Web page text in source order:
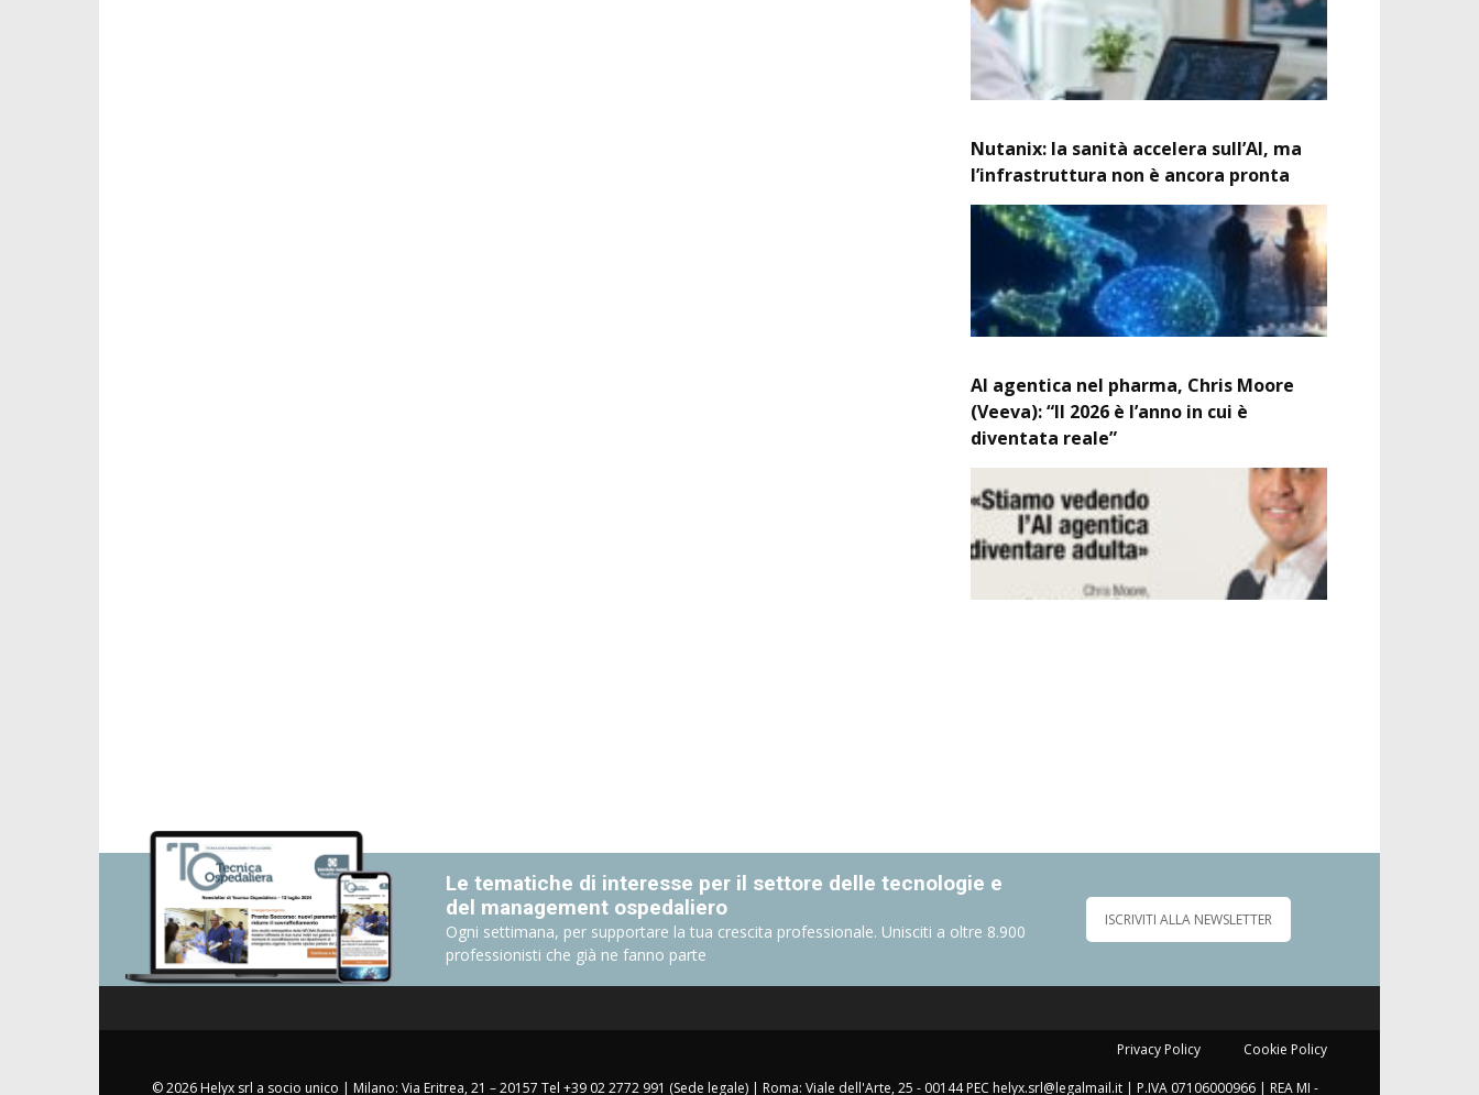
Nutanix: la sanità accelera sull’AI, ma
l’infrastruttura non è ancora pronta
AI agentica nel pharma, Chris Moore
(Veeva): “Il 2026 è l’anno in cui è
diventata reale”
Le tematiche di interesse per il settore delle tecnologie e
del management ospedaliero
Ogni settimana, per supportare la tua crescita professionale. Unisciti a oltre 8.900
professionisti che già ne fanno parte
ISCRIVITI ALLA NEWSLETTER
Privacy Policy Cookie Policy
© 2026 Helyx srl a socio unico | Milano: Via Eritrea, 21 – 20157 Tel +39 02 2772 991 (Sede legale) | Roma: Viale dell'Arte, 25 - 00144 PEC helyx.srl@legalmail.it | P.IVA 07106000966 | REA MI -